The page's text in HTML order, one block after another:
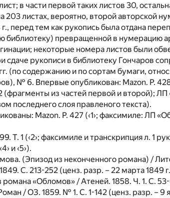
в части первой таких листов 30,
203 листах, вероятно, второй авторской
перед тем как рукопись была отдана
библиотеку) превращенной в нумерацию
некоторые номера листов были
сдаче рукописи в библиотеку Гончаров
(по содержанию и по сортам бумаги,
№ 6. Впервые опубликован: Mazon. P.
(фрагменты из частей первой и второй);
последнего слоя правленого текста).
Mazon. P. 427 (‹1›; факсимиле: ЛП
Т. 1 (‹2›; факсимиле и транскрипция л. 1
и ‹5›).
(Эпизод из неконченного романа) /
С. 213-252 (ценз. разр. – 22 марта 1849
«Обломов» / Атеней. 1858. Ч. 1. С. 53-
/ ОЗ. 1859. № 1. С. 1-142 (ценз. разр. – 9